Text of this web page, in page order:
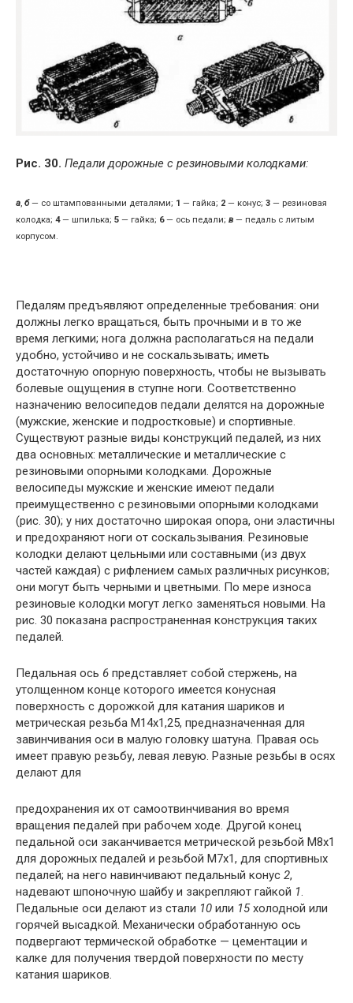
Рис. 30. Педали дорожные с резиновыми колодками:
а, б— со штампованными деталями; 1 — гайка; 2 — конус; 3 — резиновая
колодка; 4— шпилька; 5 — гайка; 6— ось педали; в — педаль с литым
корпусом.
Педалям предъявляют определенные требования: они
должны легко вращаться, быть прочными и в то же
время легкими; нога должна располагаться на педали
удобно, устойчиво и не соскальзывать; иметь
достаточную опорную поверхность, чтобы не вызывать
болевые ощущения в ступне ноги. Соответственно
назначению велосипедов педали делятся на дорожные
(мужские, женские и подростковые) и спортивные.
Существуют разные виды конструкций педалей, из них
два основных: металлические и металлические с
резиновыми опорными колодками. Дорожные
велосипеды мужские и женские имеют педали
преимущественно с резиновыми опорными колодками
(рис. 30); у них достаточно широкая опора, они эластичны
и предохраняют ноги от соскальзывания. Резиновые
колодки делают цельными или составными (из двух
частей каждая) с рифлением самых различных рисунков;
они могут быть черными и цветными. По мере износа
резиновые колодки могут легко заменяться новыми. На
рис. 30 показана распространенная конструкция таких
педалей.
Педальная ось 6 представляет собой стержень, на
утолщенном конце которого имеется конусная
поверхность с дорожкой для катания шариков и
метрическая резьба М14х1,25, предназначенная для
завинчивания оси в малую головку шатуна. Правая ось
имеет правую резьбу, левая левую. Разные резьбы в осях
делают для
предохранения их от самоотвинчивания во время
вращения педалей при рабочем ходе. Другой конец
педальной оси заканчивается метрической резьбой М8х1
для дорожных педалей и резьбой М7х1, для спортивных
педалей; на него навинчивают педальный конус 2,
надевают шпоночную шайбу и закрепляют гайкой 1.
Педальные оси делают из стали 10 или 15холодной или
горячей высадкой. Механически обработанную ось
подвергают термической обработке — цементации и
калке для получения твердой поверхности по месту
катания шариков.